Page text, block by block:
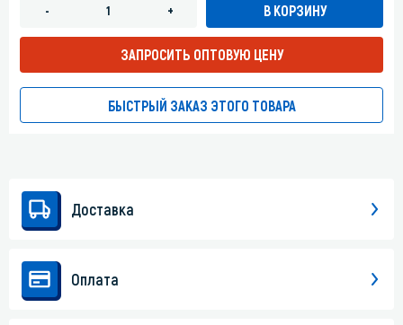
- + В КОРЗИНУ
ЗАПРОСИТЬ ОПТОВУЮ ЦЕНУ
БЫСТРЫЙ ЗАКАЗ ЭТОГО ТОВАРА
Доставка
Оплата